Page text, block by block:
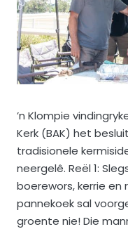
’n Klompie
Kerk (BAK) het
tradisionele
neergelê. Reël 1:
boerewors, kerrie en
pannekoek sal
groente nie! Die